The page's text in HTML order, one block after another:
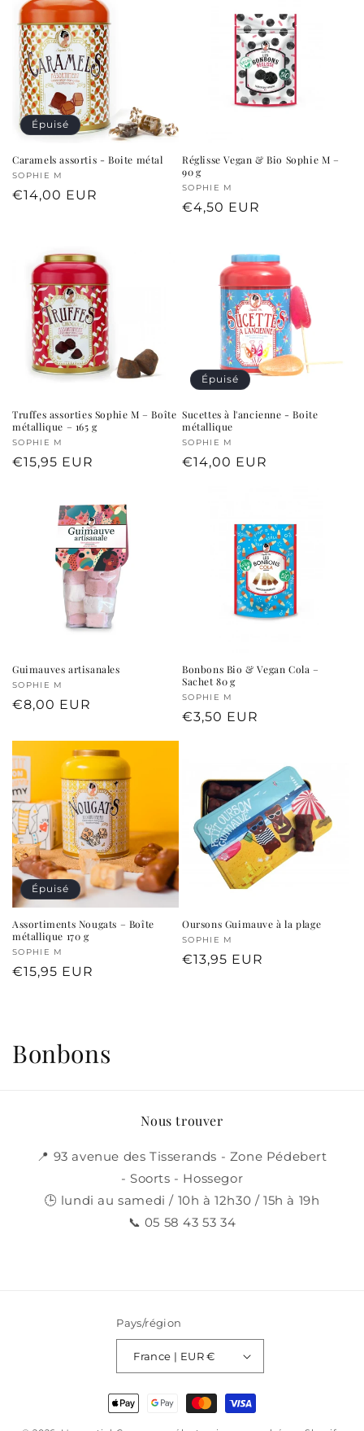
Épuisé
Caramels assortis - Boite métal
Fournisseur :
SOPHIE M
Prix
€14,00 EUR
Réglisse Vegan & Bio Sophie M –
90 g
Fournisseur :
SOPHIE M
Prix
€4,50 EUR
Truffes assorties Sophie M – Boîte
métallique – 165 g
Fournisseur :
SOPHIE M
Prix
€15,95 EUR
Épuisé
Sucettes à l'ancienne - Boite
métallique
Fournisseur :
SOPHIE M
Prix
€14,00 EUR
Guimauves artisanales
Fournisseur :
SOPHIE M
Prix
€8,00 EUR
Bonbons Bio & Vegan Cola –
Sachet 80 g
Fournisseur :
SOPHIE M
Prix
€3,50 EUR
Épuisé
Assortiments Nougats – Boîte
métallique 170 g
Fournisseur :
SOPHIE M
Prix
€15,95 EUR
Oursons Guimauve à la plage
Fournisseur :
SOPHIE M
Prix
€13,95 EUR
C
Bonbons
Nous trouver
📍 93 avenue des Tisserands - Zone Pédebert
- Soorts - Hossegor
🕒 lundi au samedi / 10h à 12h30 / 15h à 19h
📞 05 58 43 53 34
Pays/région
France | EUR €
Moyens
de